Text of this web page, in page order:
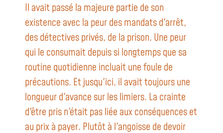
Il avait passé la majeure partie de son
existence avec la peur des mandats d'arrêt,
des détectives privés, de la prison. Une peur
qui le consumait depuis si longtemps que sa
routine quotidienne incluait une foule de
précautions. Et jusqu'ici, il avait toujours une
longueur d'avance sur les limiers. La crainte
d'être pris n'était pas liée aux conséquences et
au prix à payer. Plutôt à l'angoisse de devoir